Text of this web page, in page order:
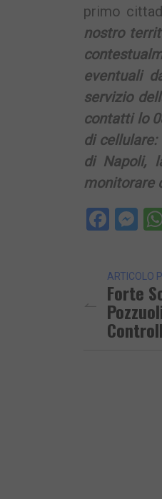
primo
nostro
eventuali
servizio
contatti lo
di
di Napoli,
monitorare
ARTICOLO
Forte